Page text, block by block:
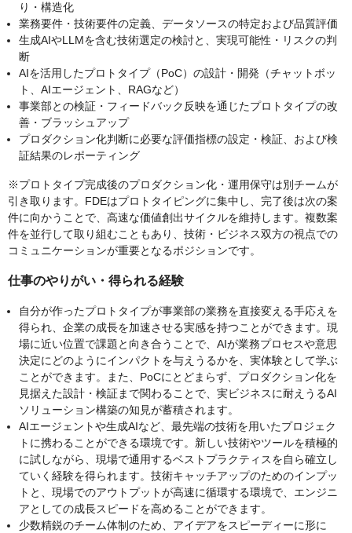
り・構造化
業務要件・技術要件の定義、データソースの特定および品質評価
生成AIやLLMを含む技術選定の検討と、実現可能性・リスクの判
断
AIを活用したプロトタイプ（PoC）の設計・開発（チャットボッ
ト、AIエージェント、RAGなど）
事業部との検証・フィードバック反映を通じたプロトタイプの改
善・ブラッシュアップ
プロダクション化判断に必要な評価指標の設定・検証、および検
証結果のレポーティング
※プロトタイプ完成後のプロダクション化・運用保守は別チームが
引き取ります。FDEはプロトタイピングに集中し、完了後は次の案
件に向かうことで、高速な価値創出サイクルを維持します。複数案
件を並行して取り組むこともあり、技術・ビジネス双方の視点での
コミュニケーションが重要となるポジションです。
仕事のやりがい・得られる経験
自分が作ったプロトタイプが事業部の業務を直接変える手応えを
得られ、企業の成長を加速させる実感を持つことができます。現
場に近い位置で課題と向き合うことで、AIが業務プロセスや意思
決定にどのようにインパクトを与えうるかを、実体験として学ぶ
ことができます。また、PoCにとどまらず、プロダクション化を
見据えた設計・検証まで関わることで、実ビジネスに耐えうるAI
ソリューション構築の知見が蓄積されます。
AIエージェントや生成AIなど、最先端の技術を用いたプロジェク
トに携わることができる環境です。新しい技術やツールを積極的
に試しながら、現場で通用するベストプラクティスを自ら確立し
ていく経験を得られます。技術キャッチアップのためのインプッ
トと、現場でのアウトプットが高速に循環する環境で、エンジニ
アとしての成長スピードを高めることができます。
少数精鋭のチーム体制のため、アイデアをスピーディーに形に